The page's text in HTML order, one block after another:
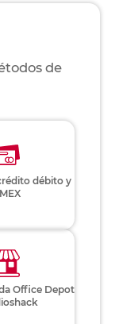
de
débito y
Office Depot